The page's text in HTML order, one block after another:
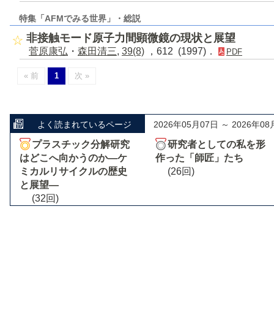
特集「AFMでみる世界」・総説
非接触モード原子力間顕微鏡の現状と展望
菅原康弘 ・ 森田清三, 39(8) ，612 (1997)． PDF
« 前 1 次 »
よく読まれているページ 2026年05月07日 ～ 2026年08
プラスチック分解研究
はどこへ向かうのか―ケ
ミカルリサイクルの歴史
と展望―
(32回)
研究者としての私を形
作った「師匠」たち
(26回)